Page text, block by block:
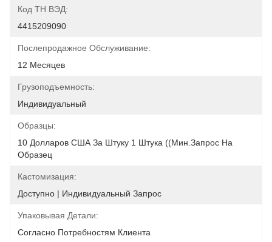
Код ТН ВЭД:
4415209090
Послепродажное Обслуживание:
12 Месяцев
Грузоподъемность:
Индивидуальный
Образцы:
10 Долларов США За Штуку 1 Штука ((мин.Запрос На
Образец
Кастомизация:
Доступно | Индивидуальный Запрос
Упаковывая Детали:
Согласно Потребностям Клиента